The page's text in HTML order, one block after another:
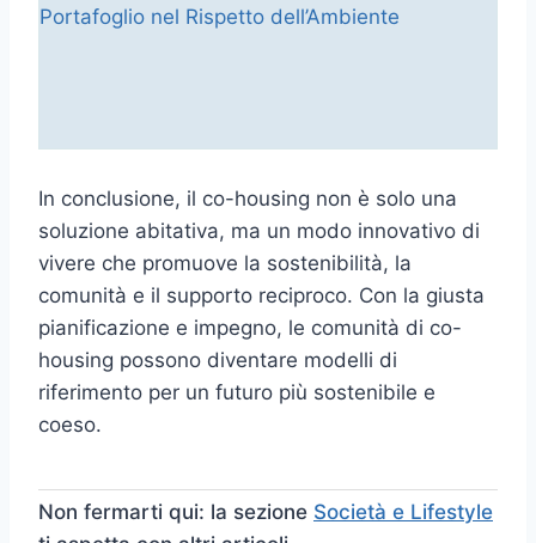
In conclusione, il co-housing non è solo una
soluzione abitativa, ma un modo innovativo di
vivere che promuove la sostenibilità, la
comunità e il supporto reciproco. Con la giusta
pianificazione e impegno, le comunità di co-
housing possono diventare modelli di
riferimento per un futuro più sostenibile e
coeso.
Non fermarti qui: la sezione Società e Lifestyle